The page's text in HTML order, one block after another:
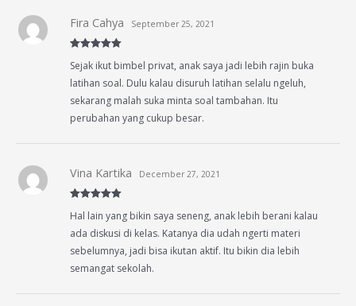
of 5
Fira Cahya September 25, 2021
Sejak ikut bimbel privat, anak saya jadi lebih rajin buka
latihan soal. Dulu kalau disuruh latihan selalu ngeluh,
sekarang malah suka minta soal tambahan. Itu
perubahan yang cukup besar.
of 5
Vina Kartika December 27, 2021
Hal lain yang bikin saya seneng, anak lebih berani kalau
ada diskusi di kelas. Katanya dia udah ngerti materi
sebelumnya, jadi bisa ikutan aktif. Itu bikin dia lebih
semangat sekolah.